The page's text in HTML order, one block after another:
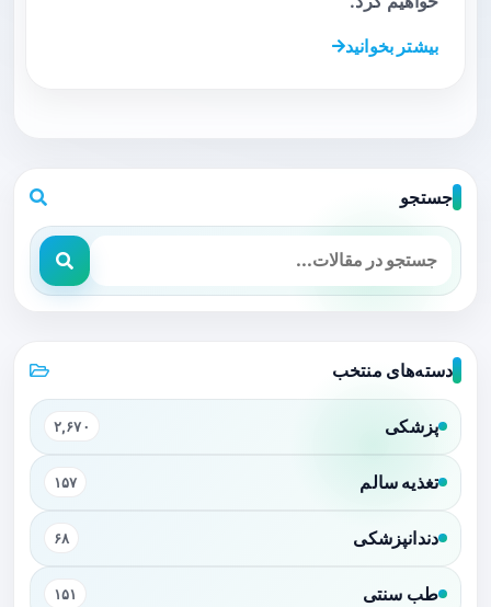
بیشتر بخوانید
جستجو
دسته‌های منتخب
پزشکی ۲,۶۷۰
تغذیه سالم ۱۵۷
دندانپزشکی ۶۸
طب سنتی ۱۵۱